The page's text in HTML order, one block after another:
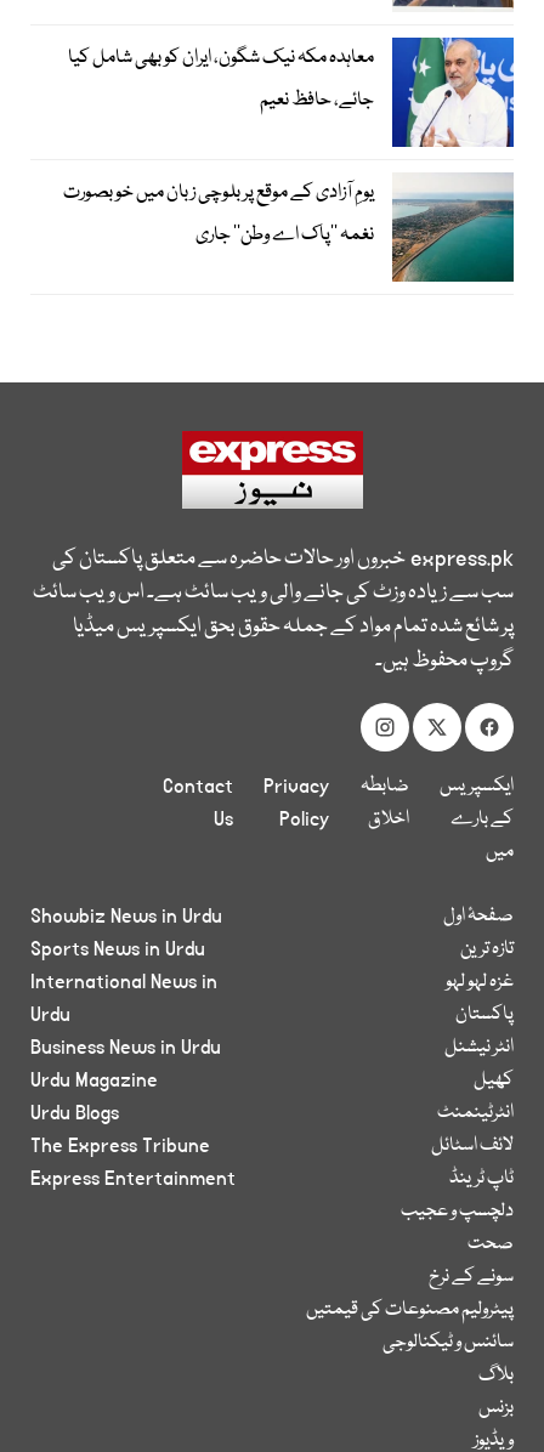
معاہدہ مکہ نیک شگون، ایران کو بھی شامل کیا
جائے، حافظ نعیم
یومِ آزادی کے موقع پر بلوچی زبان میں خوبصورت
نغمہ ’’پاک اے وطن‘‘ جاری
express.pkخبروں اور حالات حاضرہ سے متعلق پاکستان کی
سب سے زیادہ وزٹ کی جانے والی ویب سائٹ ہے۔ اس ویب سائٹ
پر شائع شدہ تمام مواد کے جملہ حقوق بحق ایکسپریس میڈیا
گروپ محفوظ ہیں۔
ایکسپریس
کے بارے
میں
ضابطہ
اخلاق
Privacy
Policy
Contact
Us
صفحۂ اول
تازہ ترین
غزہ لہو لہو
پاکستان
انٹر نیشنل
کھیل
انٹرٹینمنٹ
لائف اسٹائل
ٹاپ ٹرینڈ
دلچسپ و عجیب
صحت
سونے کے نرخ
پیٹرولیم مصنوعات کی قیمتیں
سائنس و ٹیکنالوجی
بلاگ
بزنس
ویڈیوز
Showbiz News in Urdu
Sports News in Urdu
International News in
Urdu
Business News in Urdu
Urdu Magazine
Urdu Blogs
The Express Tribune
Express Entertainment